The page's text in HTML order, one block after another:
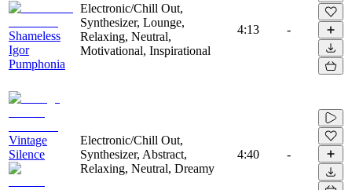
Shameless
Igor
Pumphonia
Electronic/Chill Out,
Synthesizer, Lounge,
Relaxing, Neutral,
Motivational, Inspirational
4:13 -
Vintage
Silence
Electronic/Chill Out,
Synthesizer, Abstract,
Relaxing, Neutral, Dreamy
4:40 -